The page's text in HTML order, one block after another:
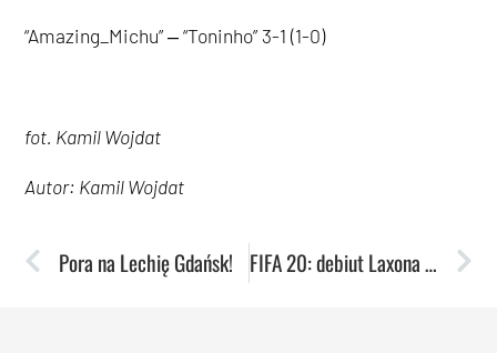
“Amazing_Michu” ‒ “Toninho” 3-1 (1-0)
fot. Kamil Wojdat
Autor: Kamil Wojdat
Pora na Lechię Gdańsk! FIFA 20: debiut Laxona w Ekstraklasa Games